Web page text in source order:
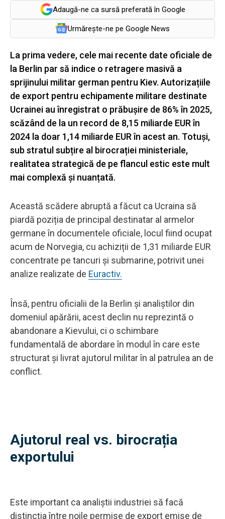
Adaugă-ne ca sursă preferată în Google
Urmărește-ne pe Google News
La prima vedere, cele mai recente date oficiale de
la Berlin par să indice o retragere masivă a
sprijinului militar german pentru Kiev. Autorizațiile
de export pentru echipamente militare destinate
Ucrainei au înregistrat o prăbușire de 86% în 2025,
scăzând de la un record de 8,15 miliarde EUR în
2024 la doar 1,14 miliarde EUR în acest an. Totuși,
sub stratul subțire al birocrației ministeriale,
realitatea strategică de pe flancul estic este mult
mai complexă și nuanțată.
Această scădere abruptă a făcut ca Ucraina să
piardă poziția de principal destinatar al armelor
germane în documentele oficiale, locul fiind ocupat
acum de Norvegia, cu achiziții de 1,31 miliarde EUR
concentrate pe tancuri și submarine, potrivit unei
analize realizate de Euractiv.
Însă, pentru oficialii de la Berlin și analiștilor din
domeniul apărării, acest declin nu reprezintă o
abandonare a Kievului, ci o schimbare
fundamentală de abordare în modul în care este
structurat și livrat ajutorul militar în al patrulea an de
conflict.
Ajutorul real vs. birocrația
exportului
Este important ca analiștii industriei să facă
distincția între noile permise de export emise de